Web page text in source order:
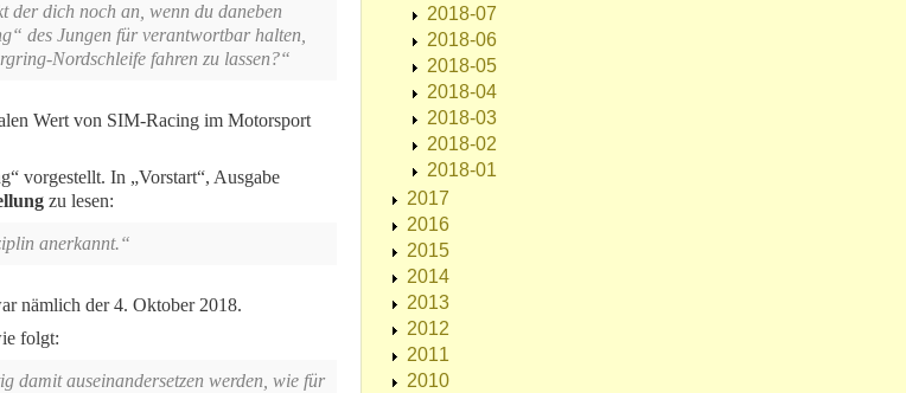
dich noch an, wenn du daneben
des Jungen für verantwortbar halten,
Nordschleife fahren zu lassen?“
Wert von SIM-Racing im Motorsport
vorgestellt. In „Vorstart“, Ausgabe
zu lesen:
anerkannt.“
nämlich der 4. Oktober 2018.
folgt:
damit auseinandersetzen werden, wie für
2018-07
2018-06
2018-05
2018-04
2018-03
2018-02
2018-01
2017
2016
2015
2014
2013
2012
2011
2010